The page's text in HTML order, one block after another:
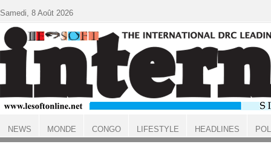
ACCUEIL
Samedi, 8 Août 2026
NEWS MONDE CONGO LIFESTYLE HEADLINES